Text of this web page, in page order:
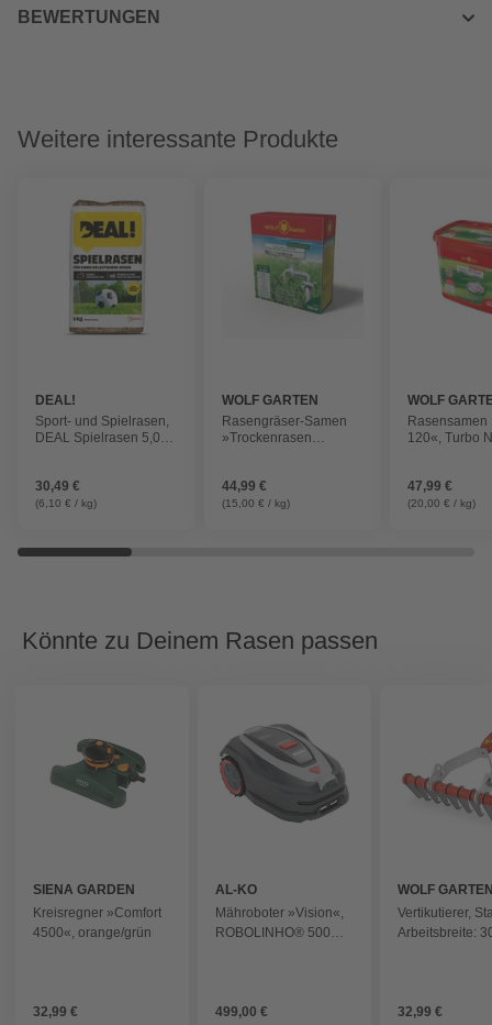
BEWERTUNGEN
Weitere interessante Produkte
DEAL!
Sport- und Spielrasen,
DEAL Spielrasen 5,0
30,49 €
(6,10 € / kg)
WOLF GARTEN
Rasengräser-Samen
»Trockenrasen
44,99 €
(15,00 € / kg)
WOLF
Rasensamen
120«, Turbo
Faltschachtel
47,99 €
(20,00 € / kg)
Könnte zu Deinem Rasen passen
SIENA GARDEN
Kreisregner »Comfort
4500«, orange/grün
32,99 €
AL-KO
Mähroboter »Vision«,
ROBOLINHO® 500
499,00 €
WOLF
Vertikutierer,
Arbeitsbreite:
32,99 €